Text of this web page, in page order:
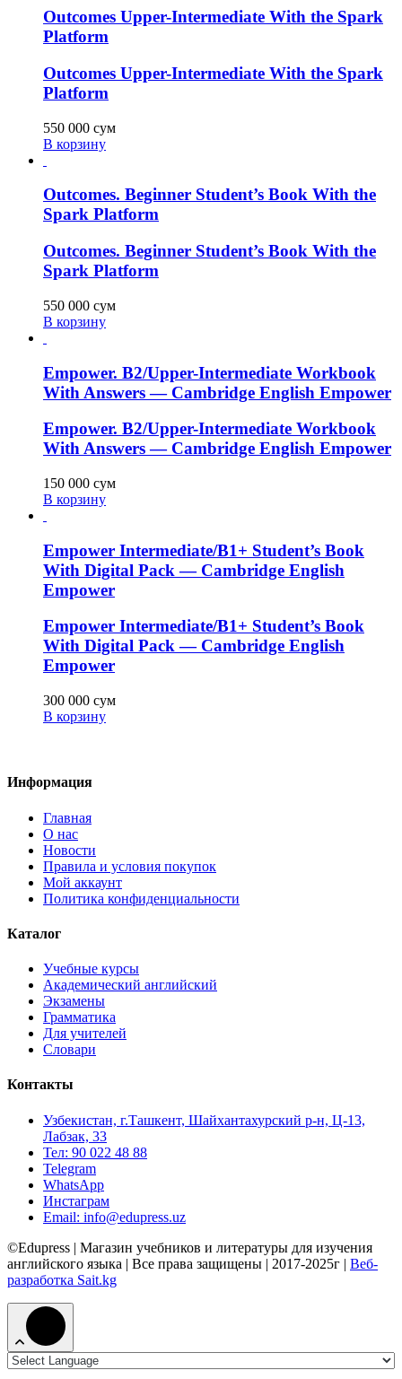
Outcomes Upper-Intermediate With the Spark
Platform
Outcomes Upper-Intermediate With the Spark
Platform
550 000 сум
В корзину
Outcomes. Beginner Student’s Book With the
Spark Platform
Outcomes. Beginner Student’s Book With the
Spark Platform
550 000 сум
В корзину
Empower. B2/Upper-Intermediate Workbook
With Answers — Cambridge English Empower
Empower. B2/Upper-Intermediate Workbook
With Answers — Cambridge English Empower
150 000 сум
В корзину
Empower Intermediate/B1+ Student’s Book
With Digital Pack — Cambridge English
Empower
Empower Intermediate/B1+ Student’s Book
With Digital Pack — Cambridge English
Empower
300 000 сум
В корзину
Информация
Главная
О нас
Новости
Правила и условия покупок
Мой аккаунт
Политика конфиденциальности
Каталог
Учебные курсы
Академический английский
Экзамены
Грамматика
Для учителей
Словари
Контакты
Узбекистан, г.Ташкент, Шайхантахурский р-н, Ц-13,
Лабзак, 33
Тел: 90 022 48 88
Telegram
WhatsApp
Инстаграм
Email: info@edupress.uz
©Edupress | Магазин учебников и литературы для изучения
английского языка | Все права защищены | 2017-2025г | Веб-
разработка Sait.kg